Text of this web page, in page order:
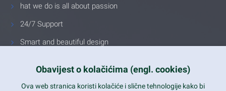
hat we do is all about passion
24/7 Support
Smart and beautiful design
Obavijest o kolačićima (engl. cookies)
Ova web stranica koristi kolačiće i slične tehnologije kako bi